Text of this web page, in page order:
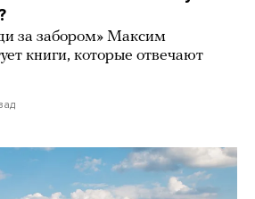
за забором» Максим
книги, которые отвечают